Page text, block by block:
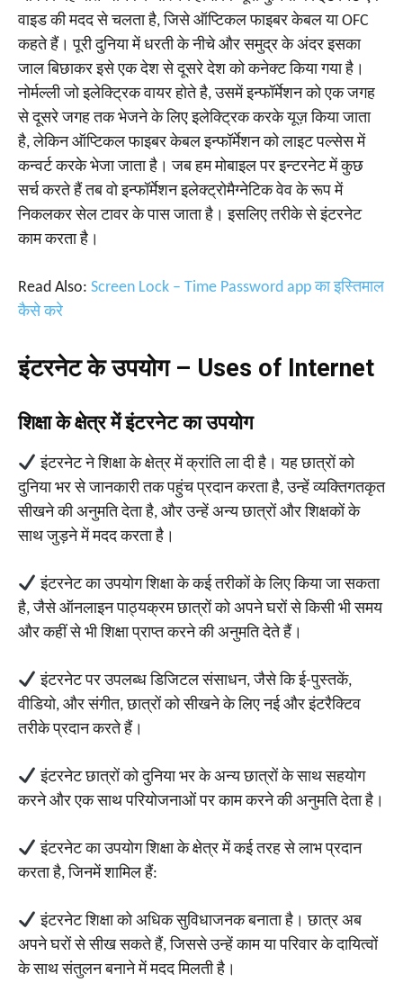
वाइड की मदद से चलता है, जिसे ऑप्टिकल फाइबर केबल या OFC
कहते हैं। पूरी दुनिया में धरती के नीचे और समुद्र के अंदर इसका
जाल बिछाकर इसे एक देश से दूसरे देश को कनेक्ट किया गया है।
नोर्मल्ली जो इलेक्ट्रिक वायर होते है, उसमें इन्फॉर्मेशन को एक जगह
से दूसरे जगह तक भेजने के लिए इलेक्ट्रिक करके यूज़ किया जाता
है, लेकिन ऑप्टिकल फाइबर केबल इन्फॉर्मेशन को लाइट पल्सेस में
कन्वर्ट करके भेजा जाता है। जब हम मोबाइल पर इन्टरनेट में कुछ
सर्च करते हैं तब वो इन्फॉर्मेशन इलेक्ट्रोमैग्नेटिक वेव के रूप में
निकलकर सेल टावर के पास जाता है। इसलिए तरीके से इंटरनेट
काम करता है।
Read Also: Screen Lock – Time Password app का इस्तिमाल
कैसे करे
इंटरनेट के उपयोग – Uses of Internet
शिक्षा के क्षेत्र में इंटरनेट का उपयोग
इंटरनेट ने शिक्षा के क्षेत्र में क्रांति ला दी है। यह छात्रों को
दुनिया भर से जानकारी तक पहुंच प्रदान करता है, उन्हें व्यक्तिगतकृत
सीखने की अनुमति देता है, और उन्हें अन्य छात्रों और शिक्षकों के
साथ जुड़ने में मदद करता है।
इंटरनेट का उपयोग शिक्षा के कई तरीकों के लिए किया जा सकता
है, जैसे ऑनलाइन पाठ्यक्रम छात्रों को अपने घरों से किसी भी समय
और कहीं से भी शिक्षा प्राप्त करने की अनुमति देते हैं।
इंटरनेट पर उपलब्ध डिजिटल संसाधन, जैसे कि ई-पुस्तकें,
वीडियो, और संगीत, छात्रों को सीखने के लिए नई और इंटरैक्टिव
तरीके प्रदान करते हैं।
इंटरनेट छात्रों को दुनिया भर के अन्य छात्रों के साथ सहयोग
करने और एक साथ परियोजनाओं पर काम करने की अनुमति देता है।
इंटरनेट का उपयोग शिक्षा के क्षेत्र में कई तरह से लाभ प्रदान
करता है, जिनमें शामिल हैं:
इंटरनेट शिक्षा को अधिक सुविधाजनक बनाता है। छात्र अब
अपने घरों से सीख सकते हैं, जिससे उन्हें काम या परिवार के दायित्वों
के साथ संतुलन बनाने में मदद मिलती है।